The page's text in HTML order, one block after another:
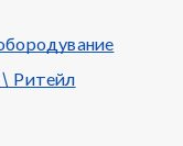
\ Ритейл